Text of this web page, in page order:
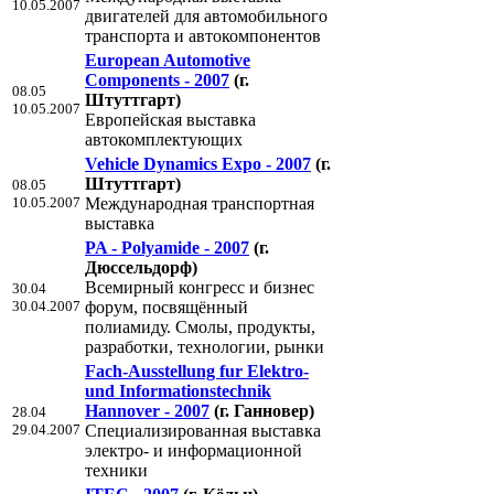
10.05.2007
двигателей для автомобильного
транспорта и автокомпонентов
08.05
10.05.2007
European Automotive
Components - 2007 (г.
Штуттгарт)
Европейская выставка
автокомплектующих
08.05
10.05.2007
Vehicle Dynamics Expo - 2007 (г.
Штуттгарт)
Международная транспортная
выставка
30.04
30.04.2007
PA - Polyamide - 2007 (г.
Дюссельдорф)
Всемирный конгресс и бизнес
форум, посвящённый
полиамиду. Смолы, продукты,
разработки, технологии, рынки
28.04
29.04.2007
Fach-Ausstellung fur Elektro-
und Informationstechnik
Hannover - 2007 (г. Ганновер)
Специализированная выставка
электро- и информационной
техники